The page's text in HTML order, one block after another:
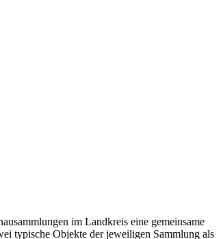
im Landkreis eine gemeinsame
typische Objekte der jeweiligen Sammlung als